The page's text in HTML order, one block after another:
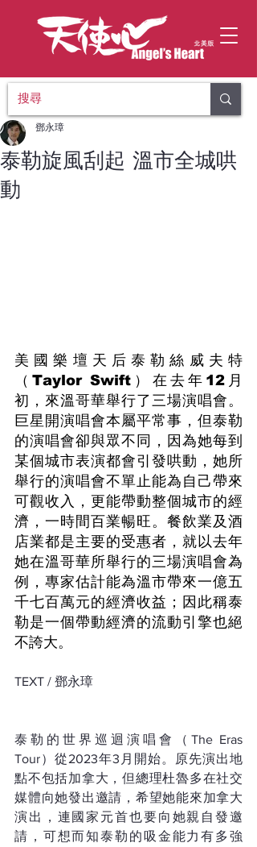
泰勒旋風刮起 溫市全城哄
動
鄧永璋
美國樂壇天后泰勒絲威夫特
（Taylor Swift）在去年12月
初，來溫哥華舉行了三場演唱會。
巨星開演唱會本屬平常事，但泰勒
的演唱會卻與眾不同，因為她每到
某個城市表演都會引發哄動，她所
舉行的演唱會不單止能為自己帶來
可觀收入，更能帶動整個城市的經
濟，一時間百業暢旺。餐飲業及酒
店業都是主要的受惠者，就以去年
她在溫哥華所舉行的三場演唱會為
例，專家估計能為溫市帶來一億五
千七百萬元的經濟收益；因此稱泰
勒是一個帶動經濟的流動引擎也絕
不誇大。
TEXT / 鄧永璋
泰勒的世界巡迴演唱會（The Eras
Tour）從2023年3月開始。原先演出地
點不包括加拿大，但總理杜魯多在社交
媒體向她發出邀請，希望她能來加拿大
演出，連國家元首也要向她親自發邀
請，可想而知泰勒的吸金能力有多強